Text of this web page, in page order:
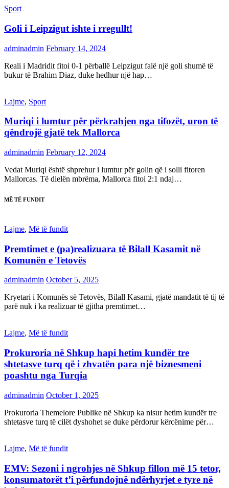
Sport
Goli i Leipzigut ishte i rregullt!
adminadmin February 14, 2024
Reali i Madridit fitoi 0-1 përballë Leipzigut falë një goli shumë të
bukur të Brahim Diaz, duke hedhur një hap…
Lajme, Sport
Muriqi i lumtur për përkrahjen nga tifozët, uron të
qëndrojë gjatë tek Mallorca
adminadmin February 12, 2024
Vedat Muriqi është shprehur i lumtur për golin që i solli fitoren
Mallorcas. Të dielën mbrëma, Mallorca fitoi 2:1 ndaj…
MË TË FUNDIT
Lajme, Më të fundit
Premtimet e (pa)realizuara të Bilall Kasamit në
Komunën e Tetovës
adminadmin October 5, 2025
Kryetari i Komunës së Tetovës, Bilall Kasami, gjatë mandatit të tij të
parë nuk i ka realizuar të gjitha premtimet…
Lajme, Më të fundit
Prokuroria në Shkup hapi hetim kundër tre
shtetasve turq që i zhvatën para një biznesmeni
poashtu nga Turqia
adminadmin October 1, 2025
Prokuroria Themelore Publike në Shkup ka nisur hetim kundër tre
shtetasve turq të cilët dyshohet se duke përdorur kërcënime për…
Lajme, Më të fundit
EMV: Sezoni i ngrohjes në Shkup fillon më 15 tetor,
konsumatorët t’i përfundojnë ndërhyrjet e tyre në